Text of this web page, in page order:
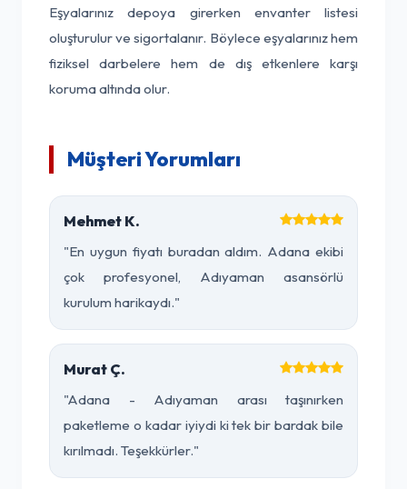
Eşyalarınız depoya girerken envanter listesi
oluşturulur ve sigortalanır. Böylece eşyalarınız hem
fiziksel darbelere hem de dış etkenlere karşı
koruma altında olur.
Müşteri Yorumları
Mehmet K.
"En uygun fiyatı buradan aldım. Adana ekibi
çok profesyonel, Adıyaman asansörlü
kurulum harikaydı."
Murat Ç.
"Adana - Adıyaman arası taşınırken
paketleme o kadar iyiydi ki tek bir bardak bile
kırılmadı. Teşekkürler."